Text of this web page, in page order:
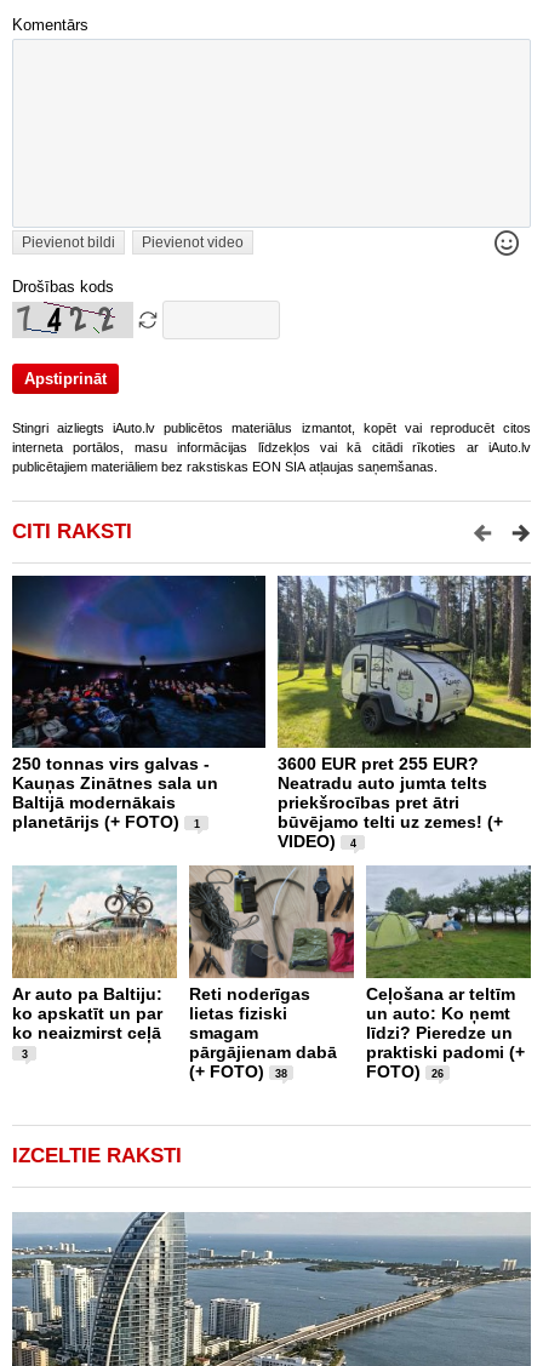
Komentārs
Pievienot bildi Pievienot video
Drošības kods
Stingri aizliegts iAuto.lv publicētos materiālus izmantot, kopēt vai reproducēt citos
interneta portālos, masu informācijas līdzekļos vai kā citādi rīkoties ar iAuto.lv
publicētajiem materiāliem bez rakstiskas EON SIA atļaujas saņemšanas.
CITI RAKSTI
250 tonnas virs galvas -
Kauņas Zinātnes sala un
Baltijā modernākais
planetārijs (+ FOTO)
1
3600 EUR pret 255 EUR?
Neatradu auto jumta telts
priekšrocības pret ātri
būvējamo telti uz zemes! (+
VIDEO)
4
Ar auto pa Baltiju:
ko apskatīt un par
ko neaizmirst ceļā
3
Reti noderīgas
lietas fiziski
smagam
pārgājienam dabā
(+ FOTO)
38
Ceļošana ar teltīm
un auto: Ko ņemt
līdzi? Pieredze un
praktiski padomi (+
FOTO)
26
IZCELTIE RAKSTI